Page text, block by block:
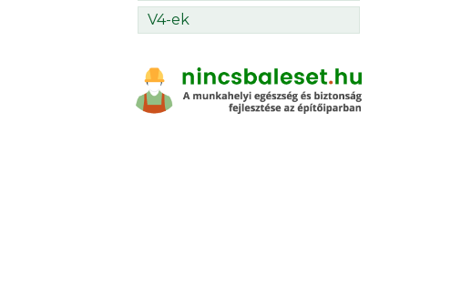
V4-ek